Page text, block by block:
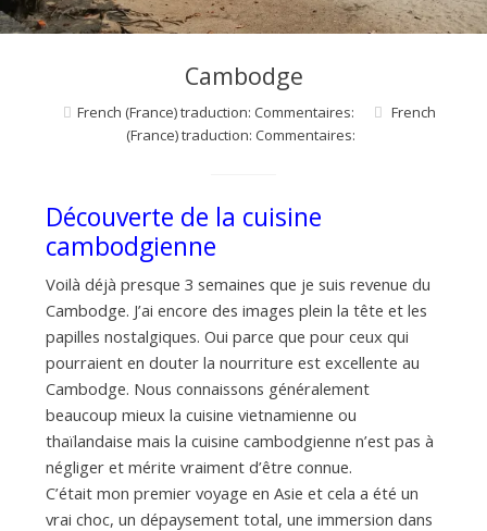
M
Cambodge
French (France) traduction: Commentaires:
French
(France) traduction: Commentaires:
Découverte de la cuisine
cambodgienne
Voilà déjà presque 3 semaines que je suis revenue du
Cambodge. J’ai encore des images plein la tête et les
papilles nostalgiques. Oui parce que pour ceux qui
pourraient en douter la nourriture est excellente au
Cambodge. Nous connaissons généralement
beaucoup mieux la cuisine vietnamienne ou
thaïlandaise mais la cuisine cambodgienne n’est pas à
négliger et mérite vraiment d’être connue.
C’était mon premier voyage en Asie et cela a été un
vrai choc, un dépaysement total, une immersion dans